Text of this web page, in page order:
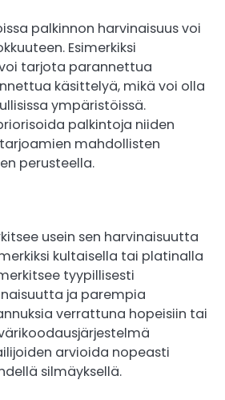
palkinnon harvinaisuus voi
Esimerkiksi
tarjota parannettua
käsittelyä, mikä voi olla
ympäristöissä.
palkintoja niiden
mahdollisten
perusteella.
usein sen harvinaisuutta
kultaisella tai platinalla
tyypillisesti
ja parempia
verrattuna hopeisiin tai
arvioida nopeasti
silmäyksellä.